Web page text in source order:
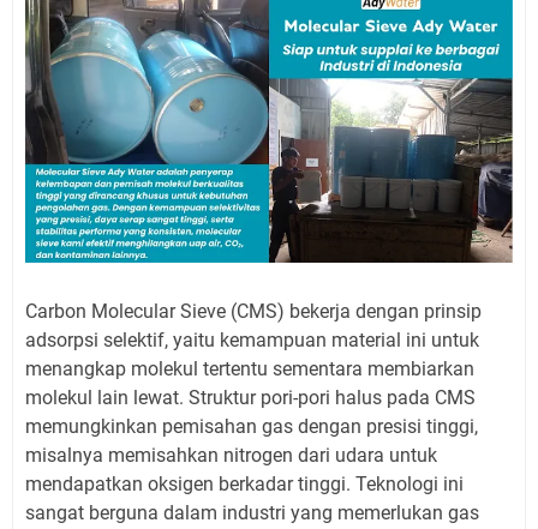
Carbon Molecular Sieve (CMS) bekerja dengan prinsip
adsorpsi selektif, yaitu kemampuan material ini untuk
menangkap molekul tertentu sementara membiarkan
molekul lain lewat. Struktur pori-pori halus pada CMS
memungkinkan pemisahan gas dengan presisi tinggi,
misalnya memisahkan nitrogen dari udara untuk
mendapatkan oksigen berkadar tinggi. Teknologi ini
sangat berguna dalam industri yang memerlukan gas